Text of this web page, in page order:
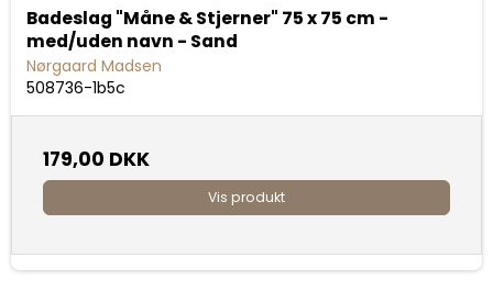
Badeslag "Måne & Stjerner" 75 x 75 cm -
med/uden navn - Sand
Nørgaard Madsen
508736-1b5c
179,00 DKK
Vis produkt